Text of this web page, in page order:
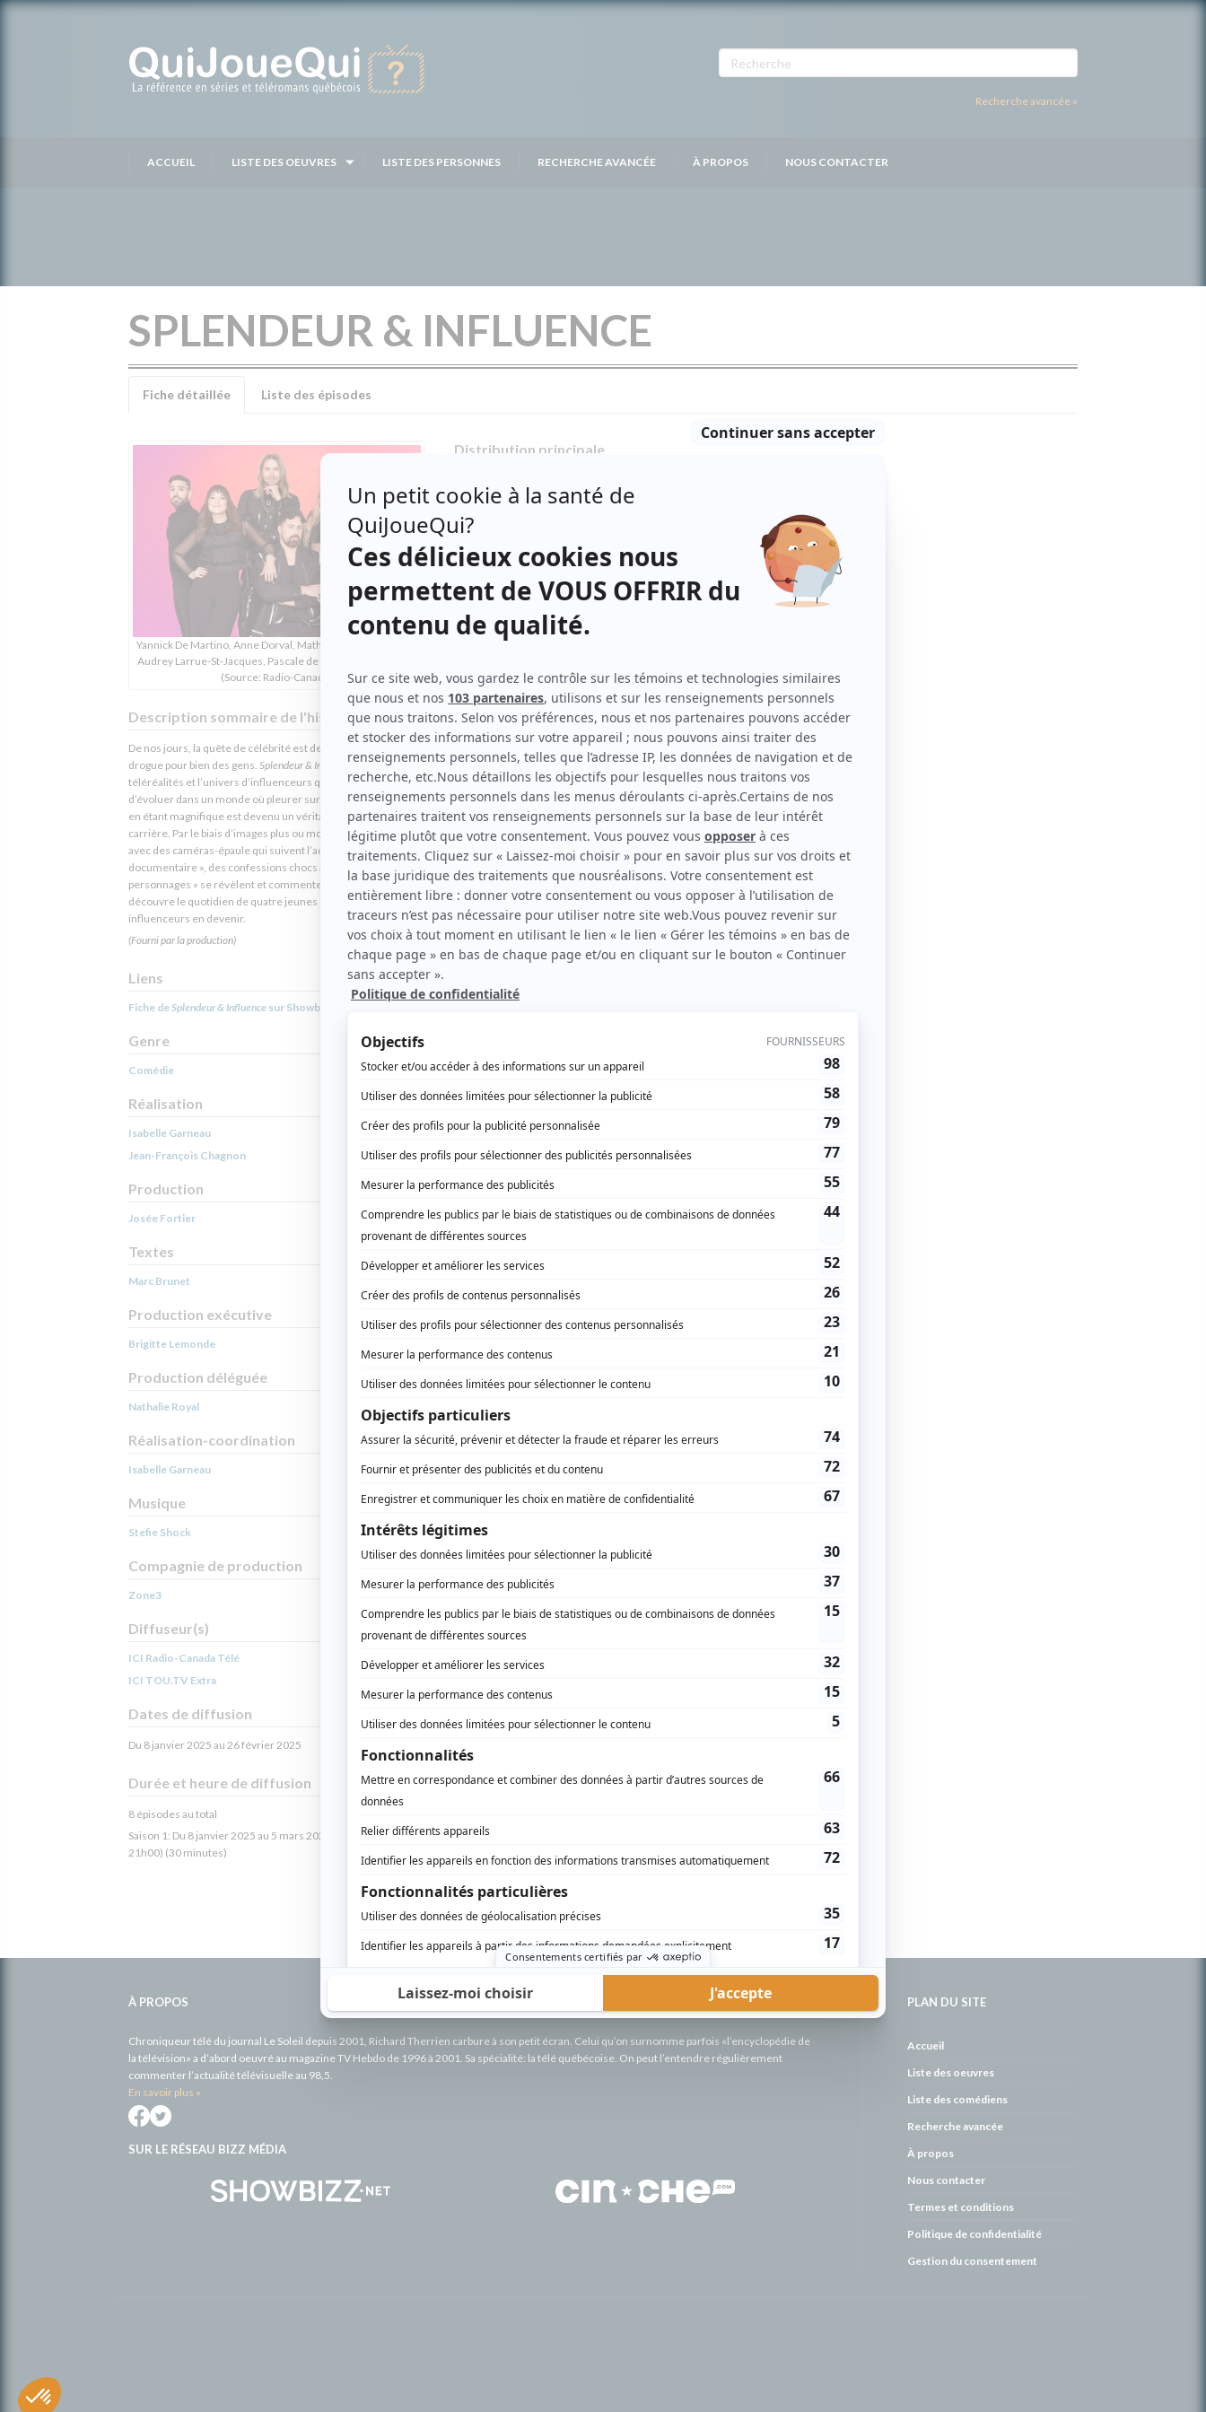
Recherche avancée »
ACCUEIL LISTE DES OEUVRES LISTE DES PERSONNES RECHERCHE AVANCÉE À PROPOS NOUS CONTACTER
SPLENDEUR & INFLUENCE
Fiche détaillée Liste des épisodes
Yannick De Martino, Anne Dorval, Mathieu Dufour, Philippe-
Audrey Larrue-St-Jacques, Pascale de Blois, Naïla Louidort
(Source: Radio-Canada)
Description sommaire de l'histoire
De nos jours, la quête de célébrité est devenue une véritable
drogue pour bien des gens. Splendeur & Influenceparodie les
téléréalités et l’univers d’influenceurs qui ont fait le choix
d’évoluer dans un monde où pleurer sur les réseaux sociaux
en étant magnifique est devenu un véritable choix de
carrière. Par le biais d’images plus ou moins captées sur le vif
avec des caméras-épaule qui suivent l’action en mode « faux
documentaire », des confessions chocs à la caméra où les «
personnages » se révèlent et commentent l’action, on
découvre le quotidien de quatre jeunes et ambitieux
influenceurs en devenir.
(Fourni par la production)
Liens
Fiche deSplendeur & Influence sur Showbizz.net
Genre
Comédie
Réalisation
Isabelle Garneau
Jean-François Chagnon
Production
Josée Fortier
Textes
Marc Brunet
Production exécutive
Brigitte Lemonde
Production déléguée
Nathalie Royal
Réalisation-coordination
Isabelle Garneau
Musique
Stefie Shock
Compagnie de production
Zone3
Diffuseur(s)
ICI Radio-Canada Télé
ICI TOU.TV Extra
Dates de diffusion
Du 8 janvier 2025 au 26 février 2025
Durée et heure de diffusion
8 épisodes au total
Saison 1: Du 8 janvier 2025 au 5 mars 2025 (chaque mercredi,
21h00) (30 minutes)
Distribution principale
Philippe-Audrey Larrue-St-Jacques
Mathieu Dufour
Yannick De Martino (Drano)
Naïla Louidort
(Chloé )
Distribution secondaire
Guillaume Tremblay
Zachary Courchesne (Osti-ve)
Gabrielle Forest(Marie-Tracteur)
Keesha Balmir(Velveeta)
Ambre Jabrane(Candidate no 4)
Irlande Côté(Mel
Carmen Sylvestre(Grand-mère
Meilie Ng(Réceptionniste)
À PROPOS
Chroniqueur télé du journal Le Soleil depuis 2001, Richard Therrien carbure à son petit écran. Celui qu’on surnomme parfois «l’encyclopédie de
la télévision» a d’abord oeuvré au magazine TV Hebdo de 1996 à 2001. Sa spécialité: la télé québécoise. On peut l’entendre régulièrement
commenter l’actualité télévisuelle au 98,5.
En savoir plus »
SUR LE RÉSEAU BIZZ MÉDIA
PLAN DU SITE
Accueil
Liste des oeuvres
Liste des comédiens
Recherche avancée
À propos
Nous contacter
Termes et conditions
Politique de confidentialité
Gestion du consentement